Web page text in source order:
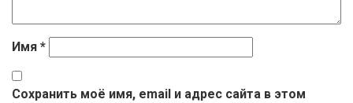
Имя *
Сохранить моё имя, email и адрес сайта в этом